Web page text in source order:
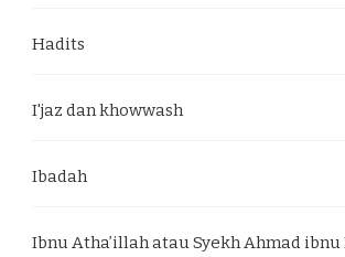
Hadits
I'jaz dan khowwash
Ibadah
Ibnu Atha’illah atau Syekh Ahmad